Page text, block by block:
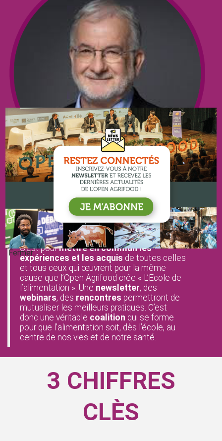
Le Mot du Président, Claude RISAC
C’est pourmettre en commun les
expériences et les acquis de toutes celles
et tous ceux qui œuvrent pour la même
cause que l’Open Agrifood crée « L’Ecole de
l’alimentation ». Une newsletter, des
webinars, des rencontres permettront de
mutualiser les meilleurs pratiques. C’est
donc une véritable coalition qui se forme
pour que l’alimentation soit, dès l’école, au
centre de nos vies et de notre santé.
3 CHIFFRES
CLÈS
Fermer